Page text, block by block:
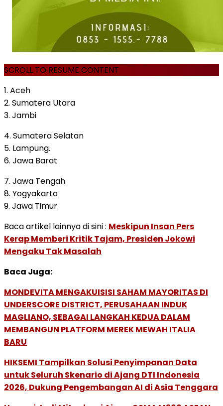
SCROLL TO RESUME CONTENT
1. Aceh
2. Sumatera Utara
3. Jambi
4. Sumatera Selatan
5. Lampung.
6. Jawa Barat
7. Jawa Tengah
8. Yogyakarta
9. Jawa Timur.
Baca artikel lainnya di sini : Meskipun Insan Pers
Kerap Memberi Kritik Tajam, Presiden Jokowi
Mengaku Tak Masalah
Baca Juga:
MONDEVITA MENGAKUISISI SAHAM MAYORITAS DI
UNDERSCORE DISTRICT, PERUSAHAAN INDUK
MAGLIANO, SEBAGAI LANGKAH KEDUA DALAM
MEMBANGUN PLATFORM MEREK MEWAH ITALIA
BARU
HIKSEMI Tampilkan Solusi Penyimpanan Data
untuk Seluruh Skenario di Ajang DTI Indonesia
2026, Dukung Pengembangan AI di Asia Tenggara